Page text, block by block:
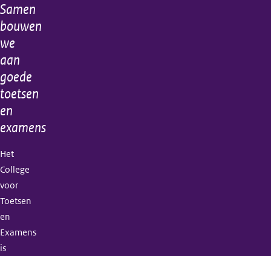
Algemene
informatie
Samen
bouwen
we
aan
goede
toetsen
en
examens
Het
College
voor
Toetsen
en
Examens
is